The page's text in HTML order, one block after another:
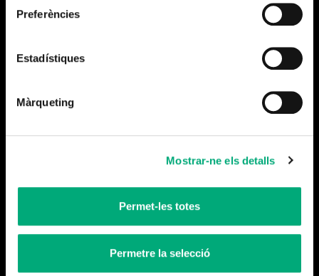
Preferències
Estadístiques
Màrqueting
Mostrar-ne els detalls
Permet-les totes
Permetre la selecció
Col·laboració: ANABEL HIMBERNON / Una producció de